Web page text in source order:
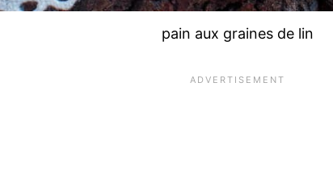
pain aux graines de lin